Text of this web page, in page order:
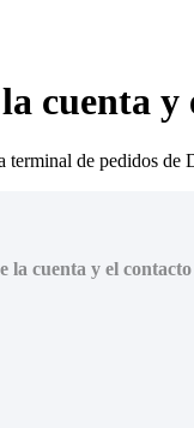
cuenta y
terminal de pedidos de
la cuenta y el